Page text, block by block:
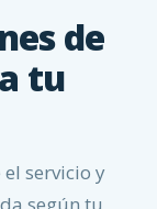
de
tu
servicio y